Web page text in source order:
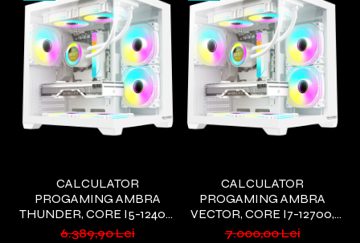
CALCULATOR
PROGAMING AMBRA
THUNDER, CORE I5-12400,
32GB DDR4, 1TB SSD,
6.389,90 Lei
CALCULATOR
PROGAMING AMBRA
VECTOR, CORE I7-12700,
32GB DDR4, 2TB SSD,
7.000,00 Lei